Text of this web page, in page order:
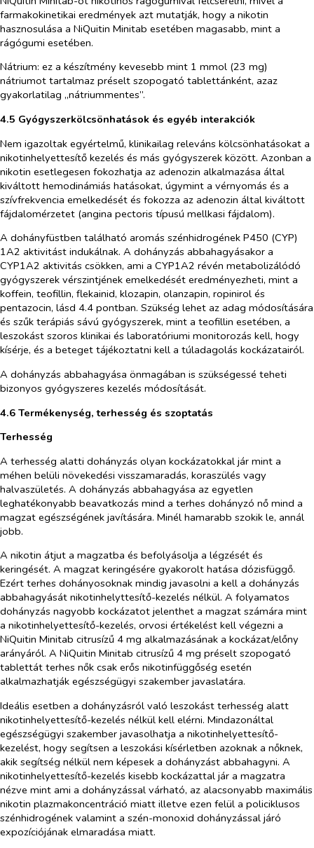
farmakokinetikai eredmények azt mutatják, hogy a nikotin
hasznosulása a NiQuitin Minitab esetében magasabb, mint a
rágógumi esetében.
Nátrium: ez a készítmény kevesebb mint 1 mmol (23 mg)
nátriumot tartalmaz préselt szopogató tablettánként, azaz
gyakorlatilag „nátriummentes”.
4.5 Gyógyszerkölcsönhatások és egyéb interakciók
Nem igazoltak egyértelmű, klinikailag releváns kölcsönhatásokat a
nikotinhelyettesítő kezelés és más gyógyszerek között. Azonban a
nikotin esetlegesen fokozhatja az adenozin alkalmazása által
kiváltott hemodinámiás hatásokat, úgymint a vérnyomás és a
szívfrekvencia emelkedését és fokozza az adenozin által kiváltott
fájdalomérzetet (angina pectoris típusú mellkasi fájdalom).
A dohányfüstben található aromás szénhidrogének P450 (CYP)
1A2 aktivitást indukálnak. A dohányzás abbahagyásakor a
CYP1A2 aktivitás csökken, ami a CYP1A2 révén metabolizálódó
gyógyszerek vérszintjének emelkedését eredményezheti, mint a
koffein, teofillin, flekainid, klozapin, olanzapin, ropinirol és
pentazocin, lásd 4.4 pontban. Szükség lehet az adag módosítására
és szűk terápiás sávú gyógyszerek, mint a teofillin esetében, a
leszokást szoros klinikai és laboratóriumi monitorozás kell, hogy
kísérje, és a beteget tájékoztatni kell a túladagolás kockázatairól.
A dohányzás abbahagyása önmagában is szükségessé teheti
bizonyos gyógyszeres kezelés módosítását.
4.6 Termékenység, terhesség és szoptatás
Terhesség
A terhesség alatti dohányzás olyan kockázatokkal jár mint a
méhen belüli növekedési visszamaradás, koraszülés vagy
halvaszületés. A dohányzás abbahagyása az egyetlen
leghatékonyabb beavatkozás mind a terhes dohányzó nő mind a
magzat egészségének javítására. Minél hamarabb szokik le, annál
jobb.
A nikotin átjut a magzatba és befolyásolja a légzését és
keringését. A magzat keringésére gyakorolt hatása dózisfüggő.
Ezért terhes dohányosoknak mindig javasolni a kell a dohányzás
abbahagyását nikotinhelyttesítő-kezelés nélkül. A folyamatos
dohányzás nagyobb kockázatot jelenthet a magzat számára mint
a nikotinhelyettesítő-kezelés, orvosi értékelést kell végezni a
NiQuitin Minitab citrusízű 4 mg alkalmazásának a kockázat/előny
arányáról. A NiQuitin Minitab citrusízű 4 mg préselt szopogató
tablettát terhes nők csak erős nikotinfüggőség esetén
alkalmazhatják egészségügyi szakember javaslatára.
Ideális esetben a dohányzásról való leszokást terhesség alatt
nikotinhelyettesítő-kezelés nélkül kell elérni. Mindazonáltal
egészségügyi szakember javasolhatja a nikotinhelyettesítő-
kezelést, hogy segítsen a leszokási kísérletben azoknak a nőknek,
akik segítség nélkül nem képesek a dohányzást abbahagyni. A
nikotinhelyettesítő-kezelés kisebb kockázattal jár a magzatra
nézve mint ami a dohányzással várható, az alacsonyabb maximális
nikotin plazmakoncentráció miatt illetve ezen felül a policiklusos
szénhidrogének valamint a szén-monoxid dohányzással járó
expozíciójának elmaradása miatt.